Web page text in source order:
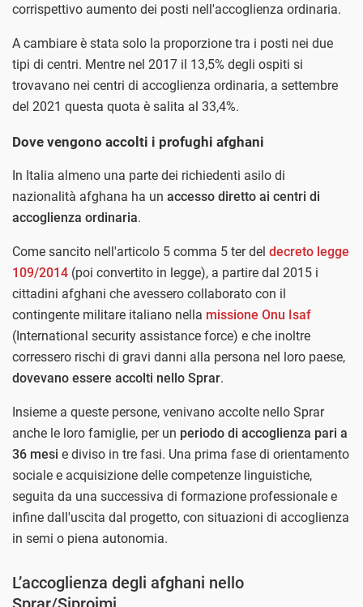
corrispettivo aumento dei posti nell'accoglienza ordinaria.
A cambiare è stata solo la proporzione tra i posti nei due
tipi di centri. Mentre nel 2017 il 13,5% degli ospiti si
trovavano nei centri di accoglienza ordinaria, a settembre
del 2021 questa quota è salita al 33,4%.
Dove vengono accolti i profughi afghani
In Italia almeno una parte dei richiedenti asilo di
nazionalità afghana ha un accesso diretto ai centri di
accoglienza ordinaria.
Come sancito nell'articolo 5 comma 5 ter del decreto legge
109/2014 (poi convertito in legge), a partire dal 2015 i
cittadini afghani che avessero collaborato con il
contingente militare italiano nella missione Onu Isaf
(International security assistance force) e che inoltre
corressero rischi di gravi danni alla persona nel loro paese,
dovevano essere accolti nello Sprar.
Insieme a queste persone, venivano accolte nello Sprar
anche le loro famiglie, per un periodo di accoglienza pari a
36 mesi e diviso in tre fasi. Una prima fase di orientamento
sociale e acquisizione delle competenze linguistiche,
seguita da una successiva di formazione professionale e
infine dall'uscita dal progetto, con situazioni di accoglienza
in semi o piena autonomia.
L’accoglienza degli afghani nello